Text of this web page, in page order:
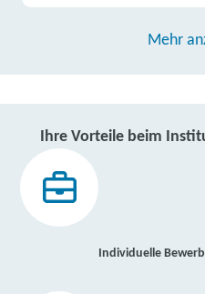
Mehr
Ihre Vorteile beim
Individuelle